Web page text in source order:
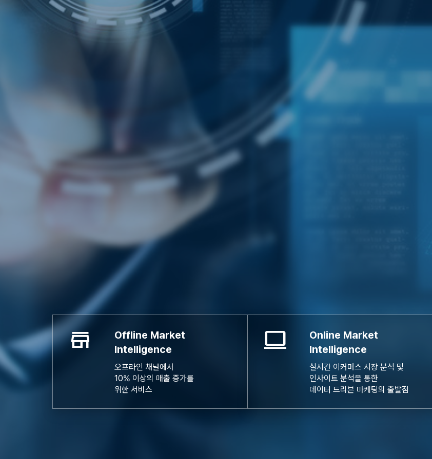
store
Offline Market
Intelligence
오프라인 채널에서
10% 이상의 매출 증가를
위한 서비스
computer
Online Market
Intelligence
실시간 이커머스 시장 분석 및
인사이트 분석을 통한
데이터 드리븐 마케팅의 출발점